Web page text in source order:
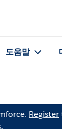
도움말
Register